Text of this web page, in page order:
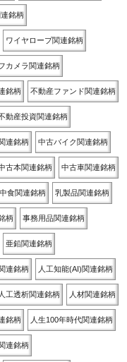
銘柄
ワイヤロープ関連銘柄
カメラ関連銘柄
銘柄 不動産ファンド関連銘柄
動産投資関連銘柄
連銘柄 中古バイク関連銘柄
古本関連銘柄 中古車関連銘柄
中食関連銘柄 乳製品関連銘柄
柄 事務用品関連銘柄
亜鉛関連銘柄
連銘柄 人工知能(AI)関連銘柄
人工透析関連銘柄 人材関連銘柄
銘柄 人生100年時代関連銘柄
連銘柄